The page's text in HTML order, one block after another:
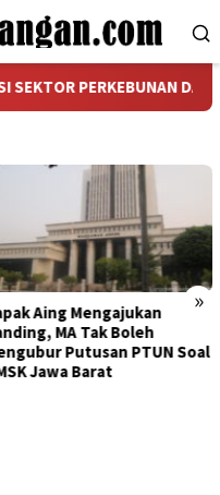
PERKEBUNAN DAN
»
UMSK Jabar 2026
Berkesudahan, Dedi
Terancam
Sementara